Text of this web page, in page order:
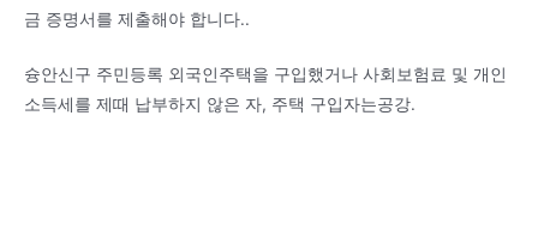
금 증명서를 제출해야 합니다..
슝안신구 주민등록 외국인주택을 구입했거나 사회보험료 및 개인
소득세를 제때 납부하지 않은 자, 주택 구입자는공강.